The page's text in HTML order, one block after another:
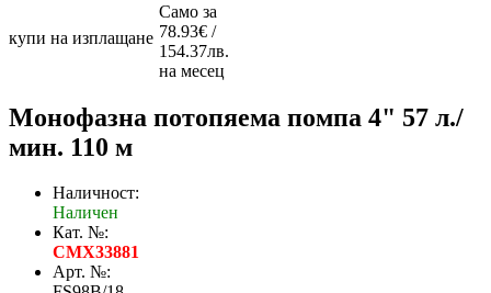
купи на изплащане
Само за
78.93€ /
154.37лв.
на месец
Монофазна потопяема помпа 4" 57 л./
мин. 110 м
Наличност:
Наличен
Кат. №:
CMX33881
Арт. №: